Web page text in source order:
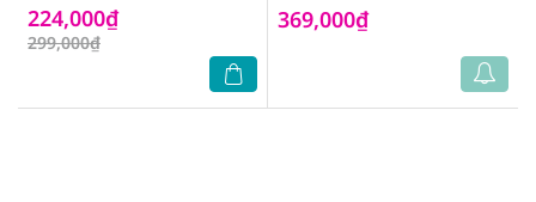
224,000₫
299,000₫
369,000₫